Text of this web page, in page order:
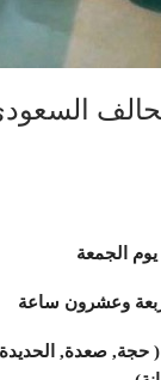
وعشرون ساعة
صعدة, الحديدة,